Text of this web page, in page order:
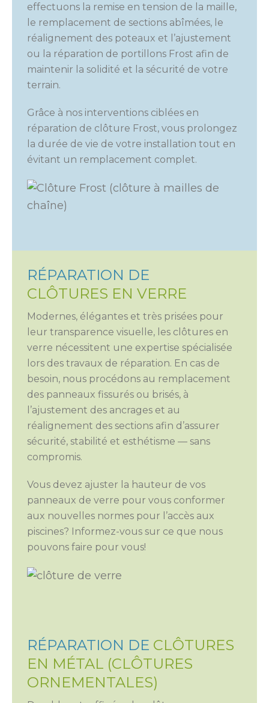
effectuons la remise en tension de la maille,
le remplacement de sections abîmées, le
réalignement des poteaux et l’ajustement
ou la réparation de portillons Frost afin de
maintenir la solidité et la sécurité de votre
terrain.
Grâce à nos interventions ciblées en
réparation de clôture Frost, vous prolongez
la durée de vie de votre installation tout en
évitant un remplacement complet.
RÉPARATION DE
CLÔTURES EN VERRE
Modernes, élégantes et très prisées pour
leur transparence visuelle, les clôtures en
verre nécessitent une expertise spécialisée
lors des travaux de réparation. En cas de
besoin, nous procédons au remplacement
des panneaux fissurés ou brisés, à
l’ajustement des ancrages et au
réalignement des sections afin d’assurer
sécurité, stabilité et esthétisme — sans
compromis.
Vous devez ajuster la hauteur de vos
panneaux de verre pour vous conformer
aux nouvelles normes pour l’accès aux
piscines? Informez-vous sur ce que nous
pouvons faire pour vous!
RÉPARATION DE CLÔTURES
EN MÉTAL (CLÔTURES
ORNEMENTALES)